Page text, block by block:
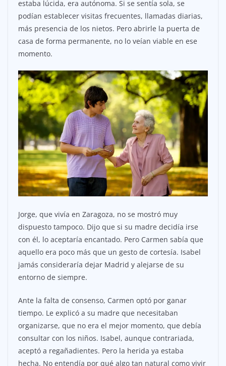
estaba lúcida, era autónoma. Si se sentía sola, se
podían establecer visitas frecuentes, llamadas diarias,
más presencia de los nietos. Pero abrirle la puerta de
casa de forma permanente, no lo veían viable en ese
momento.
Jorge, que vivía en Zaragoza, no se mostró muy
dispuesto tampoco. Dijo que si su madre decidía irse
con él, lo aceptaría encantado. Pero Carmen sabía que
aquello era poco más que un gesto de cortesía. Isabel
jamás consideraría dejar Madrid y alejarse de su
entorno de siempre.
Ante la falta de consenso, Carmen optó por ganar
tiempo. Le explicó a su madre que necesitaban
organizarse, que no era el mejor momento, que debía
consultar con los niños. Isabel, aunque contrariada,
aceptó a regañadientes. Pero la herida ya estaba
hecha. No entendía por qué algo tan natural como vivir